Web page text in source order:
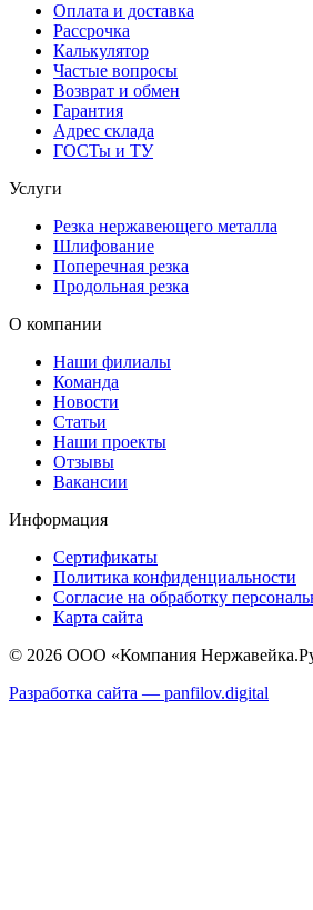
Оплата и доставка
Рассрочка
Калькулятор
Частые вопросы
Возврат и обмен
Гарантия
Адрес склада
ГОСТы и ТУ
Услуги
Резка нержавеющего металла
Шлифование
Поперечная резка
Продольная резка
О компании
Наши филиалы
Команда
Новости
Статьи
Наши проекты
Отзывы
Вакансии
Информация
Сертификаты
Политика конфиденциальности
Согласие на обработку
Карта сайта
© 2026 ООО «Компания
Разработка сайта — panfilov.digital